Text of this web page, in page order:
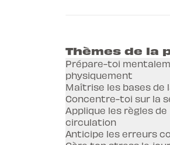
Thèmes de la
Prépare-toi
physiquement
Maîtrise les bases de
Concentre-toi sur la
Applique les règles de
circulation
Anticipe les erreurs